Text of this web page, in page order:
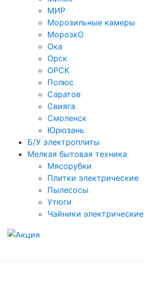
МИР
Морозильные камеры
МорозкО
Ока
Орск
ОРСК
Полюс
Саратов
Свияга
Смоленск
Юрюзань
Б/У электроплиты
Мелкая бытовая техника
Мясорубки
Плитки электрические
Пылесосы
Утюги
Чайники электрические